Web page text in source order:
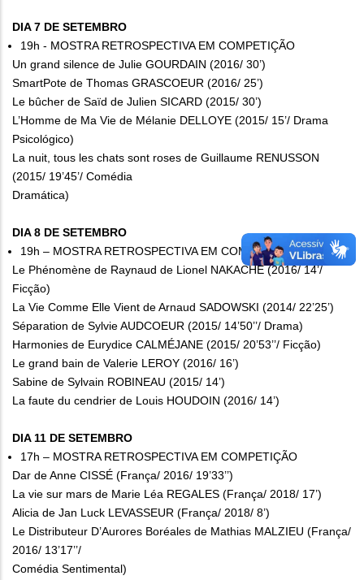
DIA 7 DE SETEMBRO
19h - MOSTRA RETROSPECTIVA EM COMPETIÇÃO
Un grand silence de Julie GOURDAIN (2016/ 30’)
SmartPote de Thomas GRASCOEUR (2016/ 25’)
Le bûcher de Saïd de Julien SICARD (2015/ 30’)
L’Homme de Ma Vie de Mélanie DELLOYE (2015/ 15’/ Drama
Psicológico)
La nuit, tous les chats sont roses de Guillaume RENUSSON
(2015/ 19’45’/ Comédia
Dramática)
DIA 8 DE SETEMBRO
19h – MOSTRA RETROSPECTIVA EM COMPETIÇÃO
Le Phénomène de Raynaud de Lionel NAKACHE (2016/ 14’/
Ficção)
La Vie Comme Elle Vient de Arnaud SADOWSKI (2014/ 22’25’)
Séparation de Sylvie AUDCOEUR (2015/ 14’50’’/ Drama)
Harmonies de Eurydice CALMÉJANE (2015/ 20’53’’/ Ficção)
Le grand bain de Valerie LEROY (2016/ 16’)
Sabine de Sylvain ROBINEAU (2015/ 14’)
La faute du cendrier de Louis HOUDOIN (2016/ 14’)
DIA 11 DE SETEMBRO
17h – MOSTRA RETROSPECTIVA EM COMPETIÇÃO
Dar de Anne CISSÉ (França/ 2016/ 19’33’’)
La vie sur mars de Marie Léa REGALES (França/ 2018/ 17’)
Alicia de Jan Luck LEVASSEUR (França/ 2018/ 8’)
Le Distributeur D’Aurores Boréales de Mathias MALZIEU (França/
2016/ 13’17’’/
Comédia Sentimental)